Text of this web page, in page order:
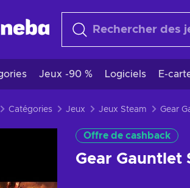
Jeux -90 % Logiciels E-
Catégories Jeux Jeux Steam
Offre de cashback
Gear Gauntlet